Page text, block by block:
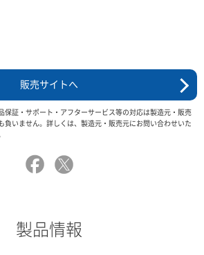
販売サイトへ
保証・サポート・アフターサービス等の対応は製造元・販売
負いません。詳しくは、製造元・販売元にお問い合わせいた
製品情報